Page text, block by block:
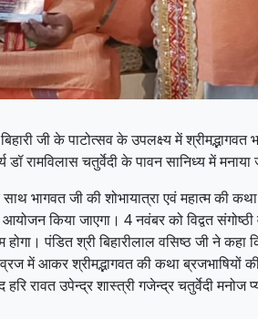
जी के पाटोत्सव के उपलक्ष्य में
रामविलास चतुर्वेदी के पावन सानिध्य में मनाया
साथ भागवत जी की शोभायात्रा एवं महात्म
किया जाएगा। 4 नवंबर को विद्वत
पंडित श्री बिहारीलाल वसिष्ठ जी ने
में आकर श्रीमद्भागवत की कथा ब्रजभाषियों
रावत उपेन्द्र शास्त्री गजेन्द्र चतुर्वेदी